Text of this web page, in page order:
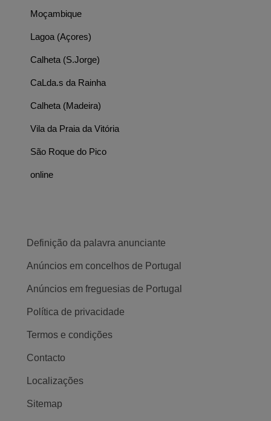
Moçambique
Lagoa (Açores)
Calheta (S.Jorge)
CaLda.s da Rainha
Calheta (Madeira)
Vila da Praia da Vitória
São Roque do Pico
online
Definição da palavra anunciante
Anúncios em concelhos de Portugal
Anúncios em freguesias de Portugal
Política de privacidade
Termos e condições
Contacto
Localizações
Sitemap